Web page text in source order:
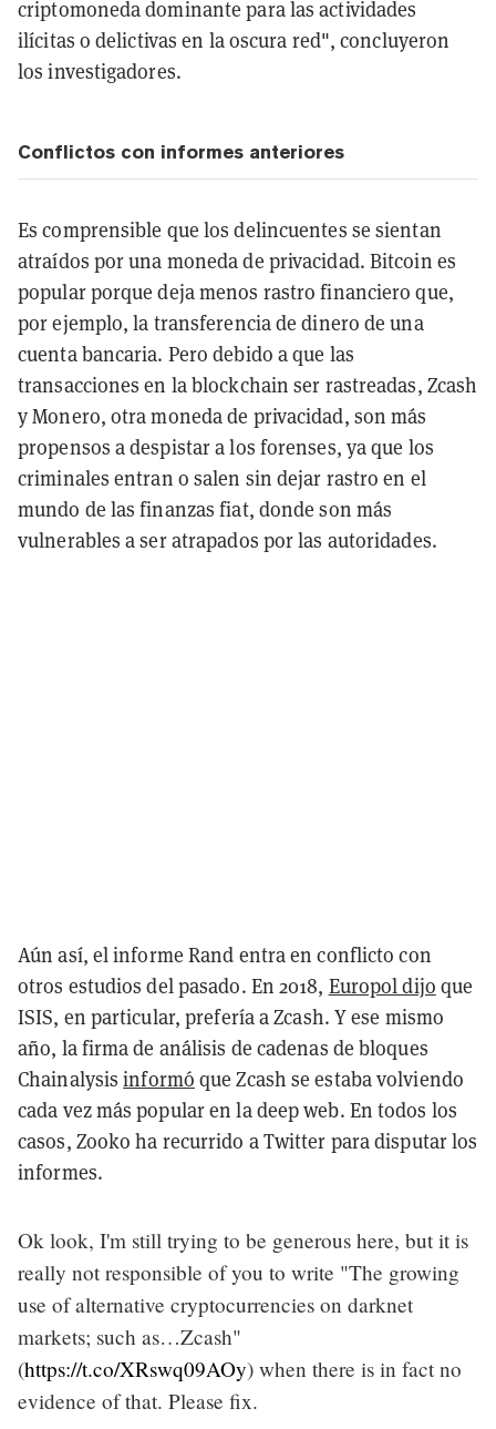
criptomoneda dominante para las actividades
ilícitas o delictivas en la oscura red", concluyeron
los investigadores.
Conflictos con informes anteriores
Es comprensible que los delincuentes se sientan
atraídos por una moneda de privacidad. Bitcoin es
popular porque deja menos rastro financiero que,
por ejemplo, la transferencia de dinero de una
cuenta bancaria. Pero debido a que las
transacciones en la blockchain ser rastreadas, Zcash
y Monero, otra moneda de privacidad, son más
propensos a despistar a los forenses, ya que los
criminales entran o salen sin dejar rastro en el
mundo de las finanzas fiat, donde son más
vulnerables a ser atrapados por las autoridades.
Aún así, el informe Rand entra en conflicto con
otros estudios del pasado. En 2018, Europol dijo que
ISIS, en particular, prefería a Zcash. Y ese mismo
año, la firma de análisis de cadenas de bloques
Chainalysisinformó que Zcash se estaba volviendo
cada vez más popular en la deep web. En todos los
casos, Zooko ha recurrido a Twitter para disputar los
informes.
Ok look, I'm still trying to be generous here, but it is
really not responsible of you to write "The growing
use of alternative cryptocurrencies on darknet
markets; such as…Zcash"
(https://t.co/XRswq09AOy) when there is in fact no
evidence of that. Please fix.